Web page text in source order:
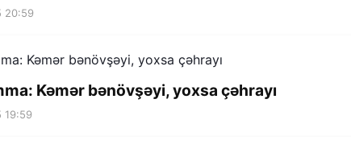
20:59
Kəmər bənövşəyi, yoxsa çəhrayı
19:59